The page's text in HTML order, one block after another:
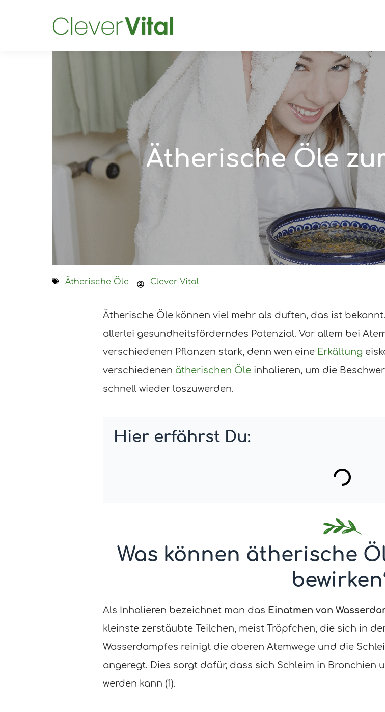
Ätherische Öle
Ätherische Öle Clever Vital
Ätherische Öle können viel mehr als duften, das ist
allerlei gesundheitsförderndes Potenzial. Vor allem bei
verschiedenen Pflanzen stark, denn wen eine Erkältung
verschiedenen ätherischen Öle inhalieren, um die
schnell wieder loszuwerden.
Hier erfährst Du:
Was können ätherische
Als Inhalieren bezeichnet man das Einatmen von
kleinste zerstäubte Teilchen, meist Tröpfchen, die sich in
Wasserdampfes reinigt die oberen Atemwege und die
angeregt. Dies sorgt dafür, dass sich Schleim in Bronchien
werden kann (1).